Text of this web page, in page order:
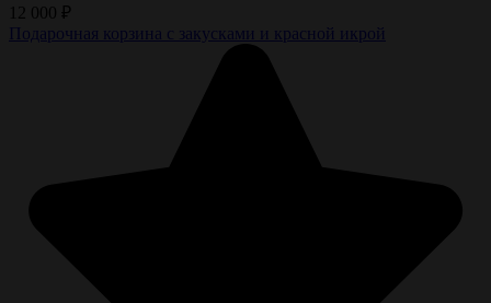
12 000 ₽
Подарочная корзина с закусками и красной икрой